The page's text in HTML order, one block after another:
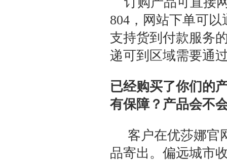
804，网站下单可以
支持货到付款服务
递可到区域需要通
已经购买了你们的
有保障？产品会不
客户在优莎娜官
品寄出。偏远城市